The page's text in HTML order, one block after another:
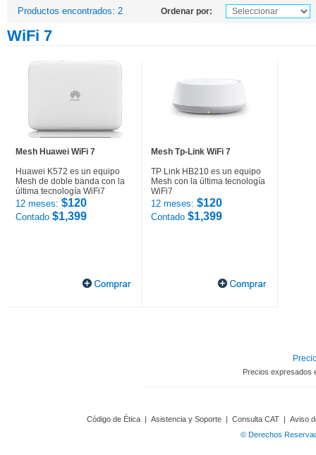
Productos encontrados: 2 Ordenar por:
WiFi 7
Mesh Huawei WiFi 7
Huawei K572 es un equipo
Mesh de doble banda con la
última tecnología WiFi7
12 meses: $120
Contado $1,399
Mesh Tp-Link WiFi 7
TP Link HB210 es un equipo
Mesh con la última tecnología
WiFi7
12 meses: $120
Contado $1,399
Precios expresados
Código de Ética | Asistencia y Soporte | Consulta CAT | Aviso
© Derechos